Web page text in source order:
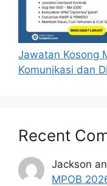
Jawatan Kosong
Komunikasi dan
Recent
Jackson
MPOB